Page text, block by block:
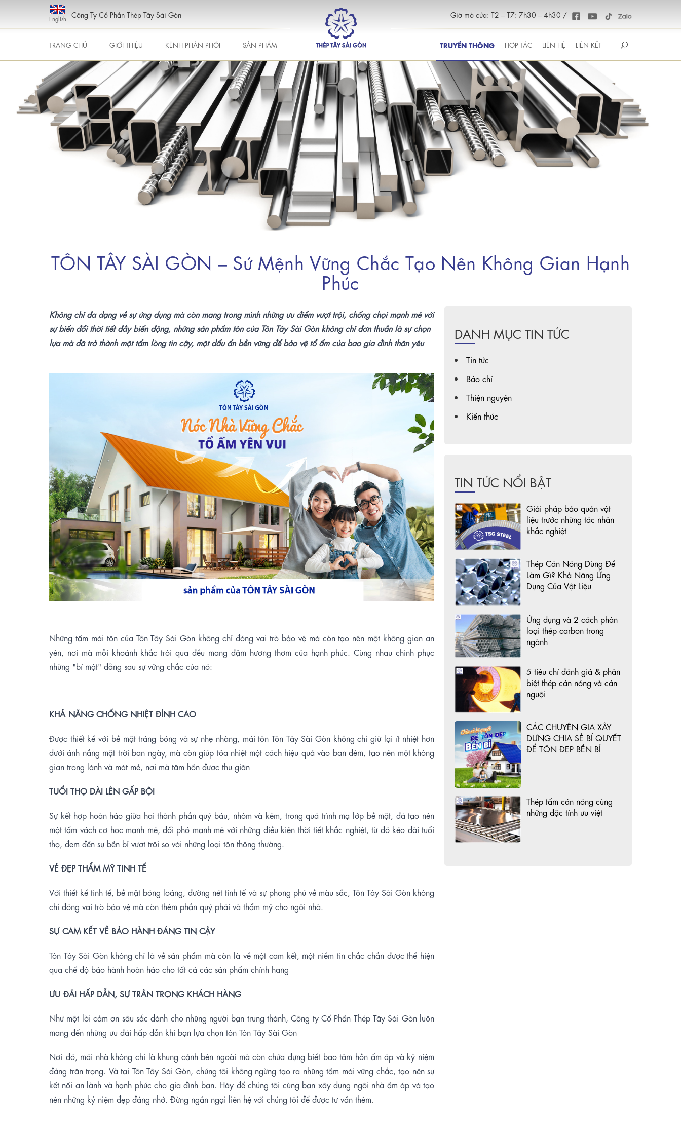
English Công Ty Cổ Phần Thép Tây Sài Gòn Giờ mở cửa: T2 – T7: 7h30 – 4h30 /
TRANG CHỦ GIỚI THIỆU KÊNH PHÂN PHỐI SẢN PHẨM TRUYỀN THÔNG HỢP TÁC LIÊN HỆ LIÊN KẾT
TÔN TÂY SÀI GÒN – Sứ Mệnh Vững Chắc Tạo Nên Không Gian Hạnh
Phúc
Không chỉ đa dạng về sự ứng dụng mà còn mang trong mình những ưu điểm vượt trội, chống chọi mạnh mẽ với
sự biến đổi thời tiết đầy biến động, những sản phẩm tôn của Tôn Tây Sài Gòn không chỉ đơn thuần là sự chọn
lựa mà đã trở thành một tấm lòng tin cậy, một dấu ấn bền vững để bảo vệ tổ ấm của bao gia đình thânyêu
Những tấm mái tôn của Tôn Tây Sài Gòn không chỉ đóng vai trò bảo vệ mà còn tạo nên một không gian an
yên, nơi mà mỗi khoảnh khắc trôi qua đều mang đậm hương thơm của hạnh phúc. Cùng nhau chinh phục
những "bí mật" đằng sau sự vững chắc của nó:
KHẢ NĂNG CHỐNG NHIỆT ĐỈNH CAO
Được thiết kế với bề mặt tráng bóng và sự nhẹ nhàng, mái tôn Tôn Tây Sài Gòn không chỉ giữ lại ít nhiệt hơn
dưới ánh nắng mặt trời ban ngày, mà còn giúp tỏa nhiệt một cách hiệu quả vào ban đêm, tạo nên một không
gian trong lành và mát mẻ, nơi mà tâm hồn được thưgiãn
TUỔI THỌ DÀI LÊN GẤP BỘI
Sự kết hợp hoàn hảo giữa hai thành phần quý báu, nhôm và kẽm, trong quá trình mạ lớp bề mặt, đã tạo nên
một tấm vách cơ học mạnh mẽ, đối phó mạnh mẽ với những điều kiện thời tiết khắc nghiệt, từ đó kéo dài tuổi
thọ, đem đến sự bền bỉ vượt trội so với những loại tôn thông thường
VẺ ĐẸP THẨM MỸTINH TẾ
Với thiết kế tinh tế, bề mặt bóng loáng, đường nét tinh tế và sự phong phú về màu sắc, Tôn Tây Sài Gòn không
chỉ đóng vai trò bảo vệ mà còn thêm phần quý phái và thẩm mỹ cho ngôi nhà
SỰ CAM KẾT VỀ BẢO HÀNH ĐÁNG TIN CẬY
Tôn Tây Sài Gòn không chỉ là về sản phẩm mà còn là về một cam kết, một niềm tin chắc chắn được thể hiện
qua chế độ bảo hành hoàn hảo cho tất cả các sản phẩm chính hang
ƯU ĐÃI HẤP DẪN, SỰ TRÂN TRỌNG KHÁCH HÀNG
Như một lời cảm ơn sâu sắc dành cho những người bạn trung thành, Công ty Cổ Phần Thép Tây Sài Gòn luôn
mang đến những ưu đãi hấp dẫn khi bạn lựa chọn tôn Tôn Tây Sài Gòn
Nơi đó, mái nhà không chỉ là khung cảnh bên ngoài mà còn chứa đựng biết bao tâm hồn ấm áp và kỷ niệm
đáng trân trọng. Và tại Tôn Tây Sài Gòn, chúng tôi không ngừng tạo ra những tấm mái vững chắc, tạo nên sự
kết nối an lành và hạnh phúc cho gia đình bạn. Hãy để chúng tôi cùng bạn xây dựng ngôi nhà ấm áp và tạo
nên những kỷ niệm đẹp đáng nhớ. Đừng ngần ngại liên hệ với chúng tôi để được tư vấn thêm.
DANH MỤC TIN TỨC
Tin tức
Báo chí
Thiện nguyện
Kiến thức
TIN TỨC NỔI BẬT
Giải pháp bảo quản vật
liệu trước những tác nhân
khắc nghiệt
Thép Cán Nóng Dùng Để
Làm Gì? Khả Năng Ứng
Dụng Của Vật Liệu
Ứng dụng và 2 cách phân
loại thép carbon trong
ngành
5 tiêu chí đánh giá & phân
biệt thép cán nóng và cán
nguội
CÁC CHUYÊN GIA XÂY
DỰNG CHIA SẺ BÍ QUYẾT
ĐỂ TÔN ĐẸP BỀN BỈ
Thép tấm cán nóng cùng
những đặc tính ưu việt